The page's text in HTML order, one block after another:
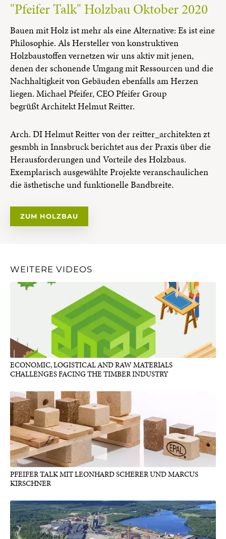
"Pfeifer Talk" Holzbau Oktober 2020
Bauen mit Holz ist mehr als eine Alternative: Es ist eine
Philosophie. Als Hersteller von konstruktiven
Holzbaustoffen vernetzen wir uns aktiv mit jenen,
denen der schonende Umgang mit Ressourcen und die
Nachhaltigkeit von Gebäuden ebenfalls am Herzen
liegen. Michael Pfeifer, CEO Pfeifer Group
begrüßt Architekt Helmut Reitter.
Arch. DI Helmut Reitter von der reitter_architekten zt
gesmbh in Innsbruck berichtet aus der Praxis über die
Herausforderungen und Vorteile des Holzbaus.
Exemplarisch ausgewählte Projekte veranschaulichen
die ästhetische und funktionelle Bandbreite.
ZUM HOLZBAU
WEITERE VIDEOS
ECONOMIC, LOGISTICAL AND RAW MATERIALS
CHALLENGES FACING THE TIMBER INDUSTRY
PFEIFER TALK MIT LEONHARD SCHERER UND MARCUS
KIRSCHNER